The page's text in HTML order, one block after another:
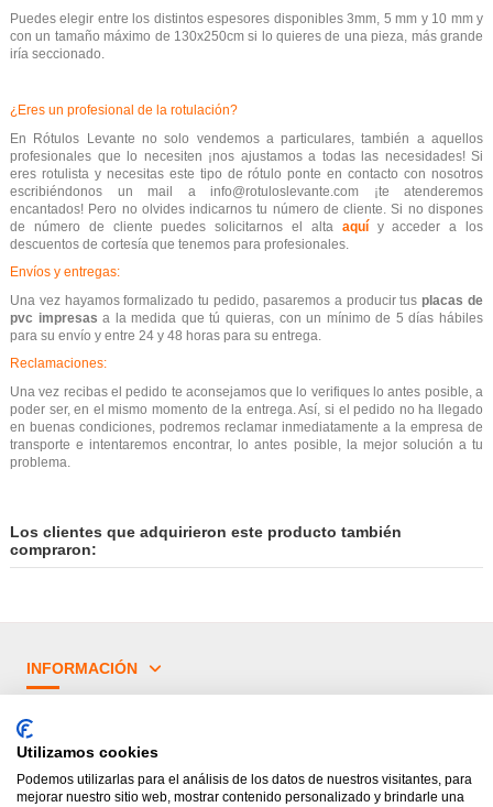
Puedes elegir entre los distintos espesores disponibles 3mm, 5 mm y 10 mm y
con un tamaño máximo de 130x250cm si lo quieres de una pieza, más grande
iría seccionado.
¿Eres un profesional de la rotulación?
En Rótulos Levante no solo vendemos a particulares, también a aquellos
profesionales que lo necesiten ¡nos ajustamos a todas las necesidades! Si
eres rotulista y necesitas este tipo de rótulo ponte en contacto con nosotros
escribiéndonos un mail a info@rotuloslevante.com ¡te atenderemos
encantados! Pero no olvides indicarnos tu número de cliente. Si no dispones
de número de cliente puedes solicitarnos el alta aquí y acceder a los
descuentos de cortesía que tenemos para profesionales.
Envíos y entregas:
Una vez hayamos formalizado tu pedido, pasaremos a producir tusplacas de
pvc impresas a la medida que tú quieras, con un mínimo de 5 días hábiles
para su envío y entre 24 y 48 horas para su entrega.
Reclamaciones:
Una vez recibas el pedido te aconsejamos que lo verifiques lo antes posible, a
poder ser, en el mismo momento de la entrega. Así, si el pedido no ha llegado
en buenas condiciones, podremos reclamar inmediatamente a la empresa de
transporte e intentaremos encontrar, lo antes posible, la mejor solución a tu
problema.
Los clientes que adquirieron este producto también
compraron:
INFORMACIÓN
¿TIENES DUDAS?
PRINCIPALES CATEGORÍAS
Utilizamos cookies
Podemos utilizarlas para el análisis de los datos de nuestros visitantes, para
mejorar nuestro sitio web, mostrar contenido personalizado y brindarle una